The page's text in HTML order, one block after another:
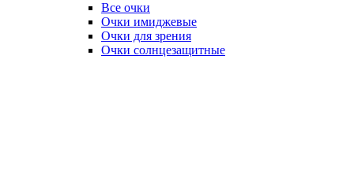
Все очки
Очки имиджевые
Очки для зрения
Очки солнцезащитные